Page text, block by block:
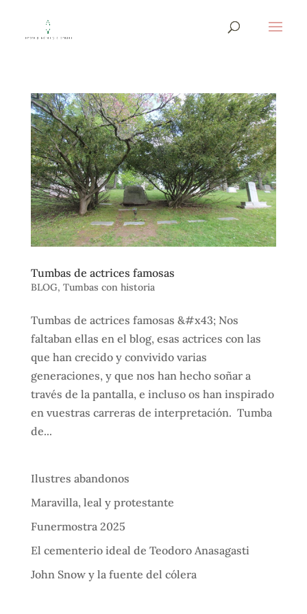
Tumbas de actrices famosas
BLOG, Tumbas con historia
Tumbas de actrices famosas &#x43; Nos
faltaban ellas en el blog, esas actrices con las
que han crecido y convivido varias
generaciones, y que nos han hecho soñar a
través de la pantalla, e incluso os han inspirado
en vuestras carreras de interpretación. Tumba
de...
Ilustres abandonos
Maravilla, leal y protestante
Funermostra 2025
El cementerio ideal de Teodoro Anasagasti
John Snow y la fuente del cólera